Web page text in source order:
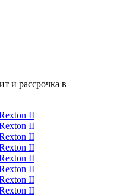
и рассрочка в